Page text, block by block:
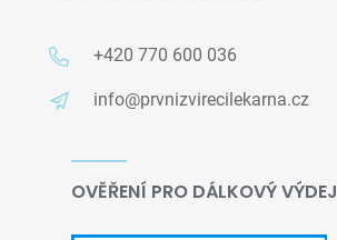
+420 770 600 036
info@prvnizvirecilekarna.cz
OVĚŘENÍ PRO DÁLKOVÝ VÝDEJ